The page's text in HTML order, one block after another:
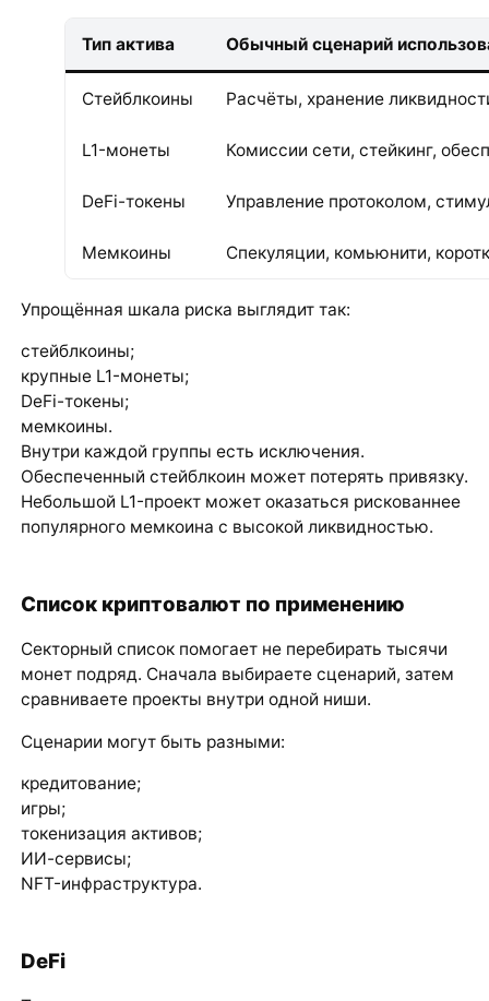
Тип актива Обычный сценарий
Стейблкоины Расчёты, хранение
L1-монеты Комиссии сети, стейкинг,
DeFi-токены Управление протоколом,
Мемкоины Спекуляции, комьюнити,
Упрощённая шкала риска выглядит так:
стейблкоины;
крупные L1-монеты;
DeFi-токены;
мемкоины.
Внутри каждой группы есть исключения.
Обеспеченный стейблкоин может потерять привязку.
Небольшой L1-проект может оказаться рискованнее
популярного мемкоина с высокой ликвидностью.
Список криптовалют по применению
Секторный список помогает не перебирать тысячи
монет подряд. Сначала выбираете сценарий, затем
сравниваете проекты внутри одной ниши.
Сценарии могут быть разными:
кредитование;
игры;
токенизация активов;
ИИ-сервисы;
NFT-инфраструктура.
DeFi